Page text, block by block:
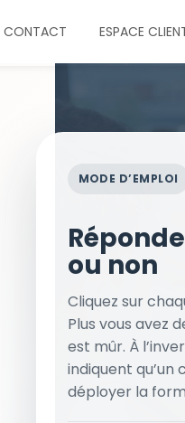
CONTACT ESPACE
MODE D’EMPLOI
ou non
Cliquez sur
Plus vous avez
est mûr. À
indiquent
déployer la